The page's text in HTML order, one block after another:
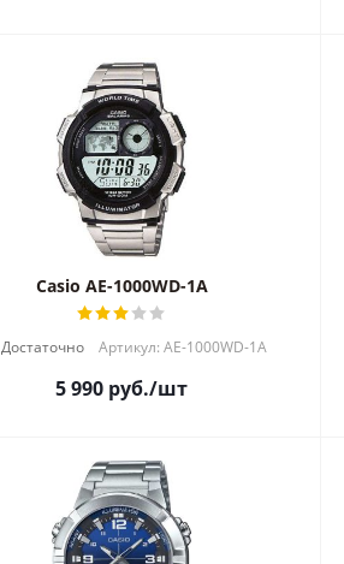
Casio AE-1000WD-1A
Достаточно Артикул: AE-1000WD-1A
5 990 руб./шт